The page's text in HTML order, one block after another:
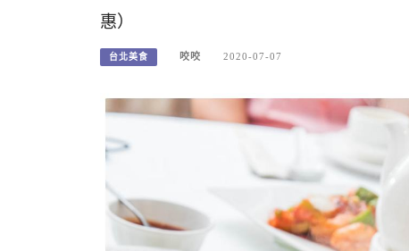
惠）
台北美食 咬咬 2020-07-07